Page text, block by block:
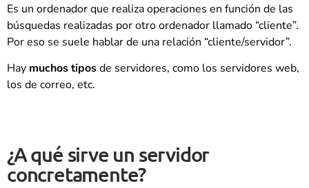
Es un ordenador que realiza operaciones en función de las
búsquedas realizadas por otro ordenador llamado “cliente”.
Por eso se suele hablar de una relación “cliente/servidor”.
Hay muchos tiposde servidores, como los servidores web,
los de correo, etc.
¿A qué sirve un servidor
concretamente?